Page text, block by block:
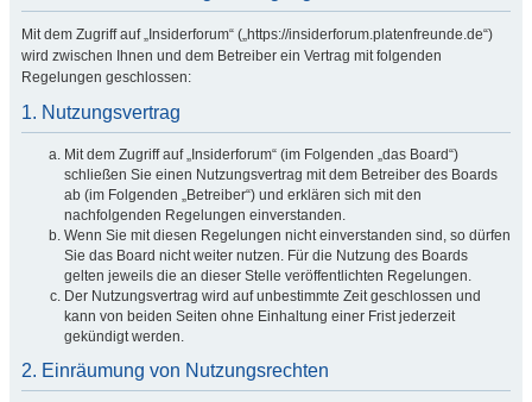
Mit dem Zugriff auf „Insiderforum“ („https://insiderforum.platenfreunde.de“)
wird zwischen Ihnen und dem Betreiber ein Vertrag mit folgenden
Regelungen geschlossen:
1. Nutzungsvertrag
Mit dem Zugriff auf „Insiderforum“ (im Folgenden „das Board“)
schließen Sie einen Nutzungsvertrag mit dem Betreiber des Boards
ab (im Folgenden „Betreiber“) und erklären sich mit den
nachfolgenden Regelungen einverstanden.
Wenn Sie mit diesen Regelungen nicht einverstanden sind, so dürfen
Sie das Board nicht weiter nutzen. Für die Nutzung des Boards
gelten jeweils die an dieser Stelle veröffentlichten Regelungen.
Der Nutzungsvertrag wird auf unbestimmte Zeit geschlossen und
kann von beiden Seiten ohne Einhaltung einer Frist jederzeit
gekündigt werden.
2. Einräumung von Nutzungsrechten